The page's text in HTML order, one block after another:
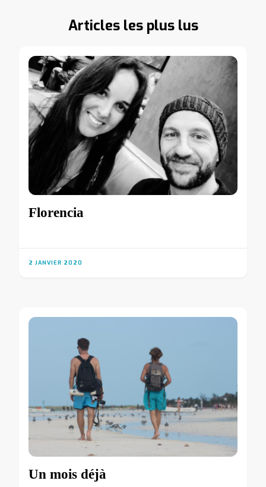
Articles les plus lus
Florencia
2 JANVIER 2020
Un mois déjà